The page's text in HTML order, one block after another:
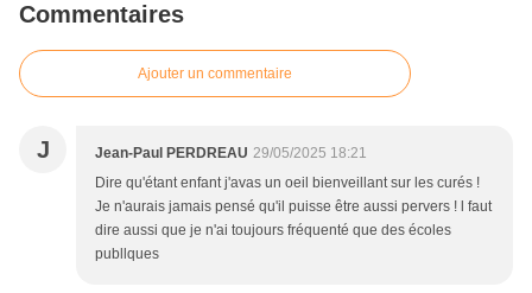
Commentaires
Ajouter un commentaire
J Jean-Paul PERDREAU 29/05/2025 18:21
Dire qu'étant enfant j'avas un oeil bienveillant sur les curés !
Je n'aurais jamais pensé qu'il puisse être aussi pervers ! l faut
dire aussi que je n'ai toujours fréquenté que des écoles
publlques